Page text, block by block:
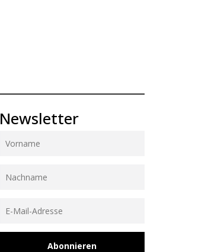
Newsletter
Abonnieren